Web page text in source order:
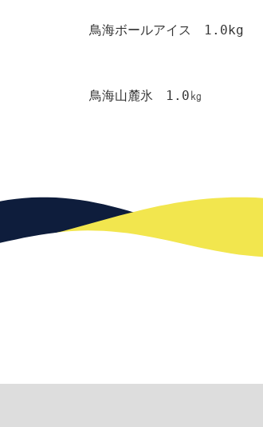
鳥海ボールアイス 1.0kg
鳥海山麓氷 1.0㎏